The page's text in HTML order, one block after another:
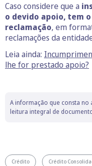
Caso considere que a
o devido apoio, tem
reclamação, em
reclamações da
Leia ainda:
lhe for prestado apoio?
A informação que consta no
leitura integral de
Crédito Crédito